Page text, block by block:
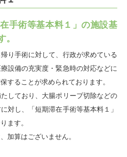
手術等基本料１」の施設基
。
り手術に対して、行政が求めている
設備の充実度・緊急時の対応などに
することが求められております。
しており、大腸ポリープ切除などの
対し、「短期滞在手術等基本料１」
ます。
加算はございません。